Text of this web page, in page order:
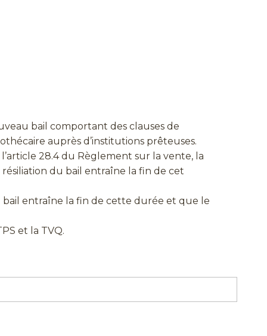
bail comportant des clauses de
auprès d’institutions prêteuses.
28.4 du Règlement sur la vente, la
du bail entraîne la fin de cet
bail entraîne la fin de cette durée et que le
et la TVQ.